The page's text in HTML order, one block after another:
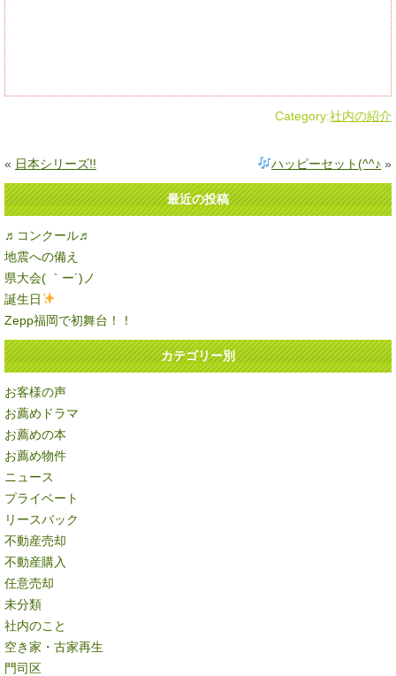
Category:社内の紹介
« 日本シリーズ!! ハッピーセット(^^♪ »
最近の投稿
♬コンクール♬
地震への備え
県大会( ｀ー´)ノ
誕生日
Zepp福岡で初舞台！！
カテゴリー別
お客様の声
お薦めドラマ
お薦めの本
お薦め物件
ニュース
プライベート
リースバック
不動産売却
不動産購入
任意売却
未分類
社内のこと
空き家・古家再生
門司区